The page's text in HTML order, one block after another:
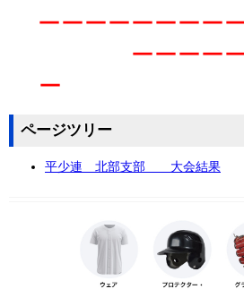
ーーーーーーーー
ーーーー
ー
ページツリー
平少連 北部支部 大会結果